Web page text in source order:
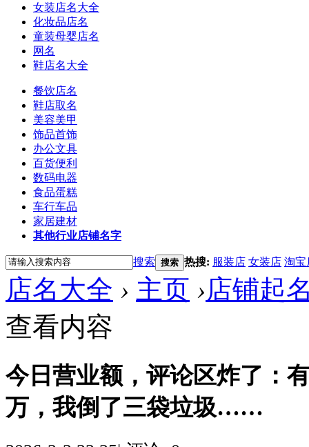
女装店名大全
化妆品店名
童装母婴店名
网名
鞋店名大全
餐饮店名
鞋店取名
美容美甲
饰品首饰
办公文具
百货便利
数码电器
食品蛋糕
车行车品
家居建材
其他行业店铺名字
搜索 搜索 热搜: 服装店 女装店 淘宝
店名大全 › 主页 ›店铺起
查看内容
今日营业额，评论区炸了：
万，我倒了三袋垃圾……